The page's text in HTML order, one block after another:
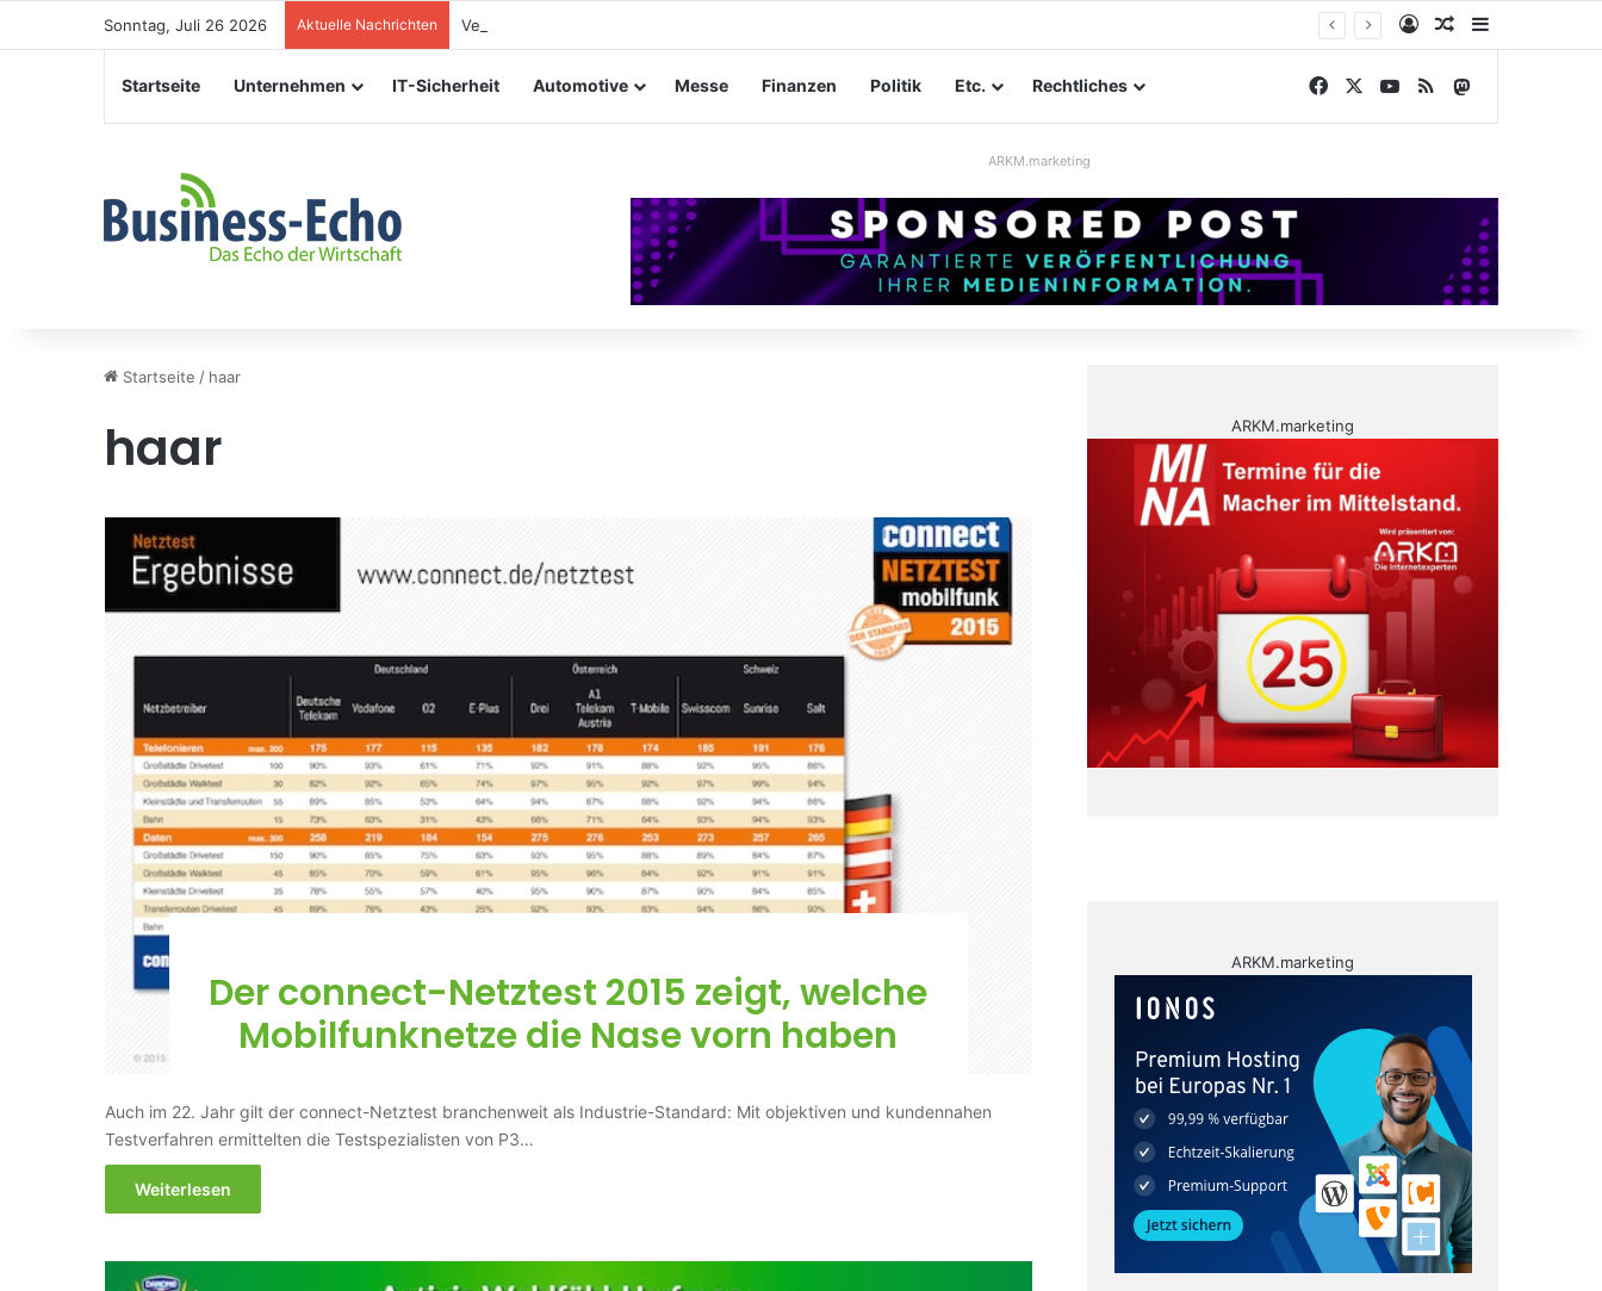
Sonntag, Juli 26 2026 Aktuelle Nachrichten Veranstaltungssicherheit im Mittelstand: Absperrkonzepte für temporäre Außengelände AnmeldenZufälliger
Startseite Unternehmen IT-Sicherheit Automotive Messe Finanzen Politik Etc. Rechtliches Facebook YouTube
RSS
ARKM.marketing
Startseite / haar
haar
Der connect-Netztest 2015 zeigt, welche
Mobilfunknetze die Nase vorn haben
Auch im 22. Jahr gilt der connect-Netztest branchenweit als Industrie-Standard: Mit objektiven und kundennahen
Testverfahren ermittelten die Testspezialisten von P3…
Weiterlesen
ARKM.marketing
ARKM.marketing